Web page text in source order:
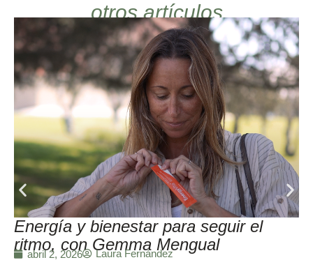
otros artículos
Energía y bienestar para seguir el
ritmo, con Gemma Mengual
abril 2, 2026 Laura Fernández